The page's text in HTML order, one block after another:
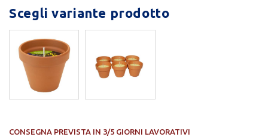
Scegli variante prodotto
CONSEGNA PREVISTA IN 3/5 GIORNI LAVORATIVI